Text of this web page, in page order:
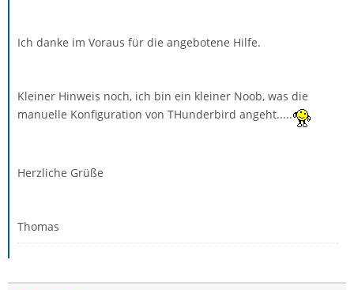
Ich danke im Voraus für die angebotene Hilfe.
Kleiner Hinweis noch, ich bin ein kleiner Noob, was die
manuelle Konfiguration von THunderbird angeht.....
Herzliche Grüße
Thomas